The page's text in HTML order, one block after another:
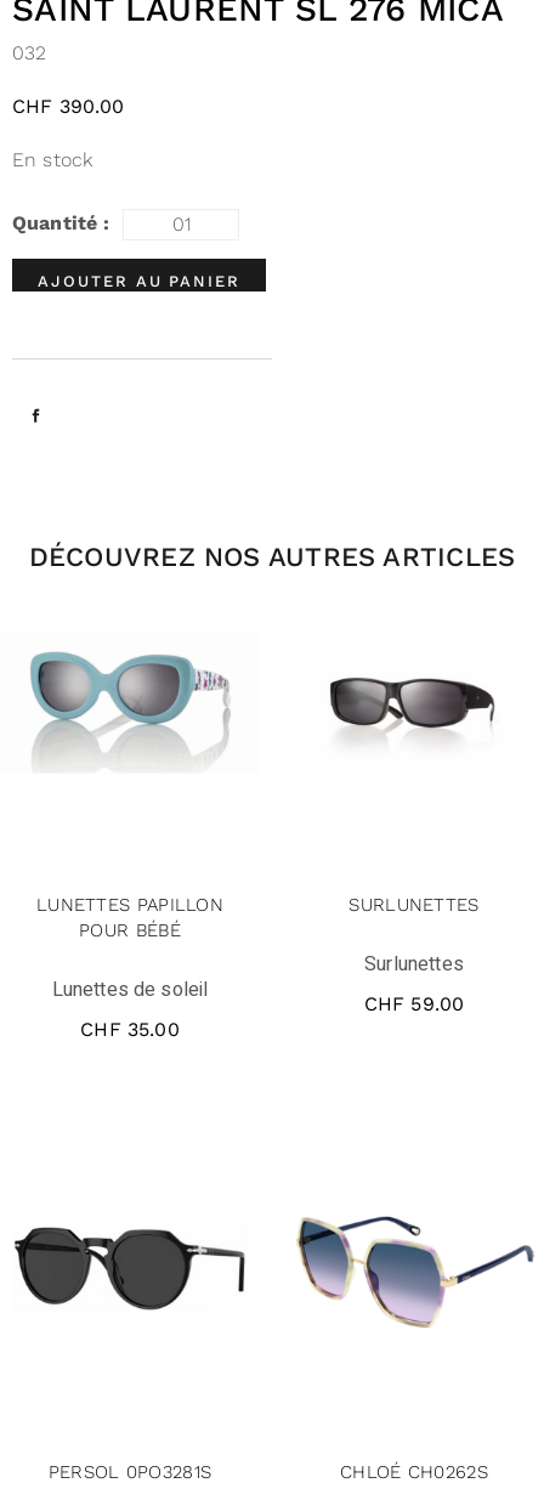
SAINT LAURENT SL 276 MICA
032
CHF 390.00
En stock
AJOUTER AU PANIER
DÉCOUVREZ NOS AUTRES ARTICLES
LUNETTES PAPILLON
POUR BÉBÉ
Lunettes de soleil
CHF 35.00
SURLUNETTES
Surlunettes
CHF 59.00
PERSOL 0PO3281S CHLOÉ CH0262S